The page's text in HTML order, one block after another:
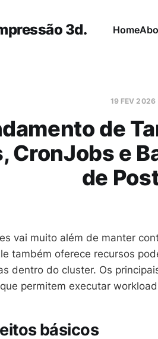
3d. Home
19 FEV 2026
de
CronJobs e
de
vai muito além de manter
também oferece recursos
dentro do cluster. Os
permitem executar
básicos